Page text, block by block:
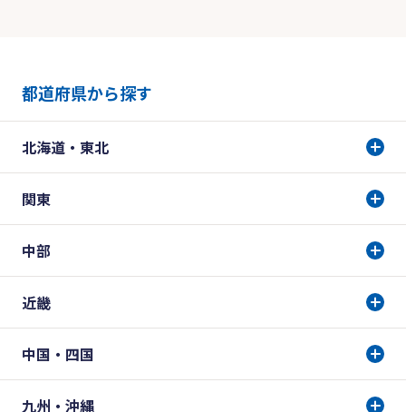
都道府県から探す
北海道・東北
関東
中部
近畿
中国・四国
九州・沖縄